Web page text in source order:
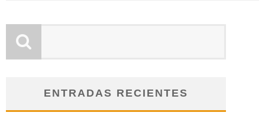
ENTRADAS RECIENTES